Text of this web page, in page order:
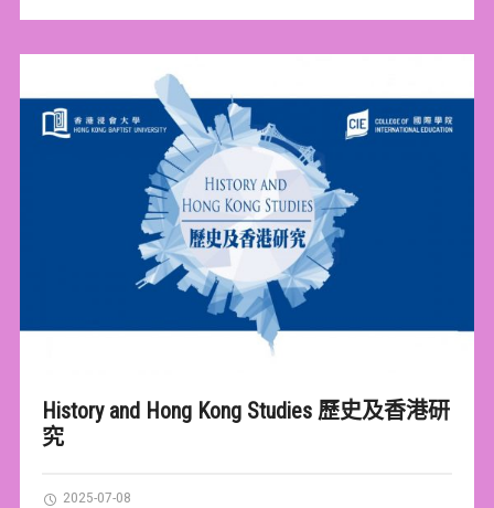
History and Hong Kong Studies 歷史及香港研
究
2025-07-08